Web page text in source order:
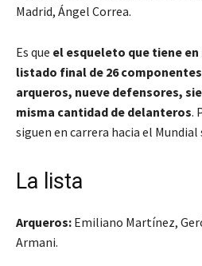
Madrid, Ángel Correa.
Es que el esqueleto que tiene
listado final de 26
arqueros, nueve defensores,
misma cantidad de delanteros.
siguen en carrera hacia el Mundial
La lista
Arqueros: Emiliano Martínez,
Armani.